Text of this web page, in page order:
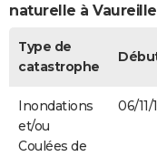
naturelle à
Type de
catastrophe
Inondations
et/ou
Coulées de
06/11/